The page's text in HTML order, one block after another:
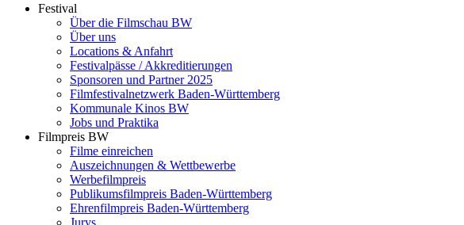
Festival
Über die Filmschau BW
Über uns
Locations & Anfahrt
Festivalpässe / Akkreditierungen
Sponsoren und Partner 2025
Filmfestivalnetzwerk ­Baden-Württemberg
Kommunale Kinos BW
Jobs und Praktika
Filmpreis BW
Filme einreichen
Auszeichnungen & Wettbewerbe
Werbefilmpreis
Publikumsfilmpreis Baden-Württemberg
Ehrenfilmpreis Baden-Württemberg
Jurys